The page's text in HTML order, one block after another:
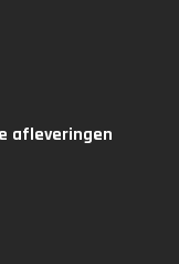
afleveringen